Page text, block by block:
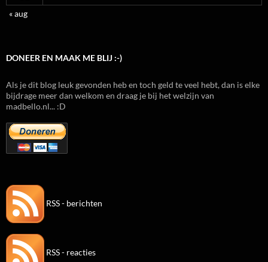
« aug
DONEER EN MAAK ME BLIJ :-)
Als je dit blog leuk gevonden heb en toch geld te veel hebt, dan is elke
bijdrage meer dan welkom en draag je bij het welzijn van
madbello.nl... :D
RSS - berichten
RSS - reacties